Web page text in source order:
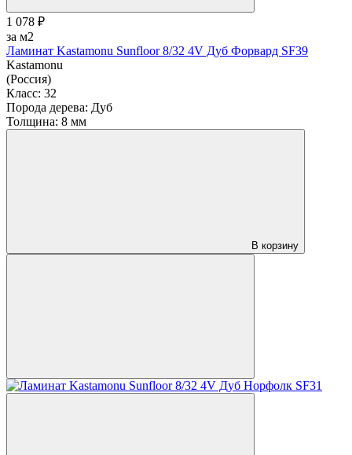
1 078 ₽
за м2
Ламинат Kastamonu Sunfloor 8/32 4V Дуб Форвард SF39
Kastamonu
(Россия)
Класс: 32
Порода дерева: Дуб
Толщина: 8 мм
В корзину